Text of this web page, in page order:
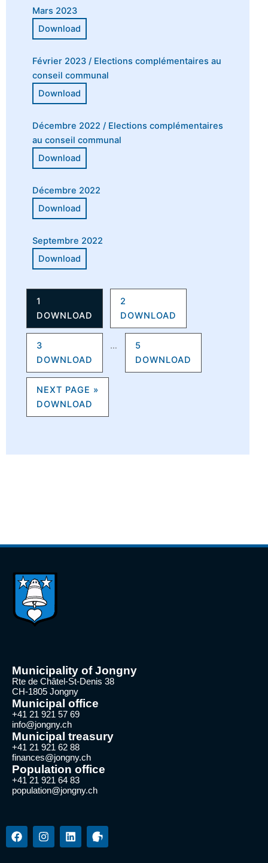
Mars 2023
Février 2023 / Elections complémentaires au
conseil communal
Décembre 2022 / Elections complémentaires
au conseil communal
Décembre 2022
Septembre 2022
1 2
3 … 5
NEXT PAGE »
Municipality of Jongny
Rte de Châtel-St-Denis 38
CH-1805 Jongny
Municipal office
+41 21 921 57 69
info@jongny.ch
Municipal treasury
+41 21 921 62 88
finances@jongny.ch
Population office
+41 21 921 64 83
population@jongny.ch
F
a
I
n
L
i